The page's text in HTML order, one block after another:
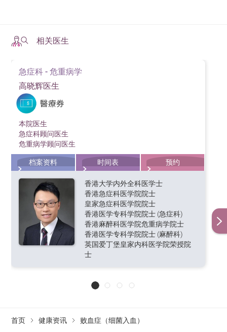
相关医生
急症科 - 危重病学
高晓辉医生
本院医生
急症科顾问医生
危重病学顾问医生
档案资料 时间表 预约
香港大学内外全科医学士
香港急症科医学院院士
皇家急症科医学院院士
香港医学专科学院院士 (急症科)
香港麻醉科医学院危重病学院士
香港医学专科学院院士 (麻醉科)
英国爱丁堡皇家内科医学院荣授院
士
首页 健康资讯 败血症（细菌入血）